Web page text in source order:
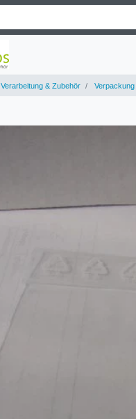
Verarbeitung & Zubehör Verpackung